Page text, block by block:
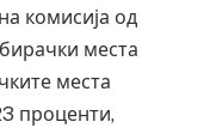
комисија од
места
места
проценти,